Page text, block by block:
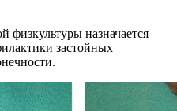
физкультуры назначается
застойных